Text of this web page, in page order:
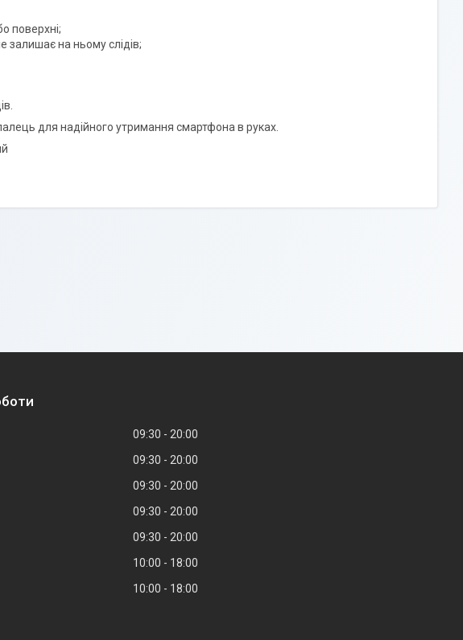
поверхні;
залишає на ньому слідів;
для надійного утримання смартфона в руках.
09:30
20:00
09:30
20:00
09:30
20:00
09:30
20:00
09:30
20:00
10:00
18:00
10:00 18:00